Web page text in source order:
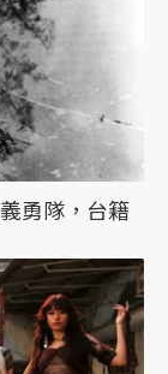
勇隊，台籍